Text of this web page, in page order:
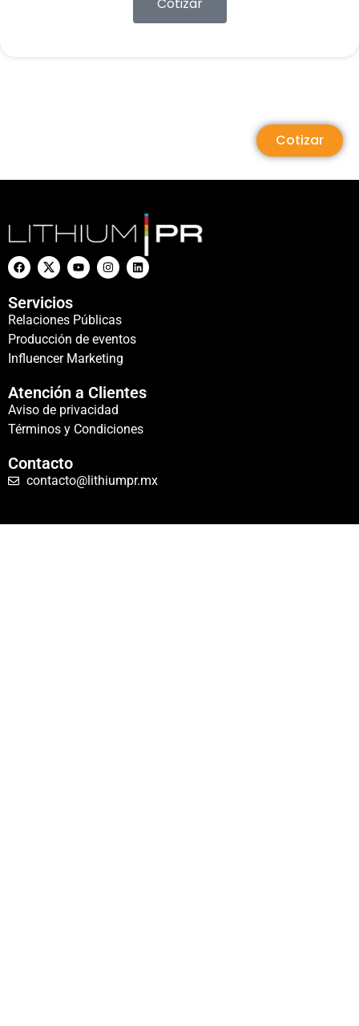
Cotizar
Cotizar
Servicios
Relaciones Públicas
Producción de eventos
Influencer Marketing
Atención a Clientes
Aviso de privacidad
Términos y Condiciones
Contacto
contacto@lithiumpr.mx